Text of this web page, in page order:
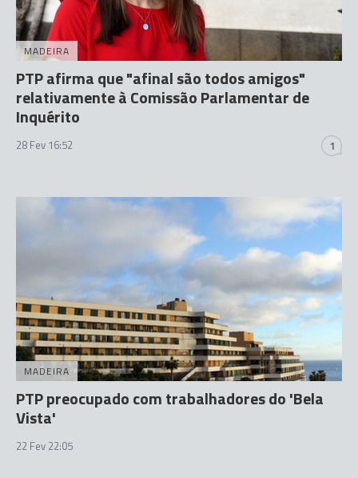
MADEIRA
PTP afirma que "afinal são todos amigos"
relativamente à Comissão Parlamentar de
Inquérito
28 Fev 16:52 1
MADEIRA
PTP preocupado com trabalhadores do 'Bela
Vista'
22 Fev 22:05